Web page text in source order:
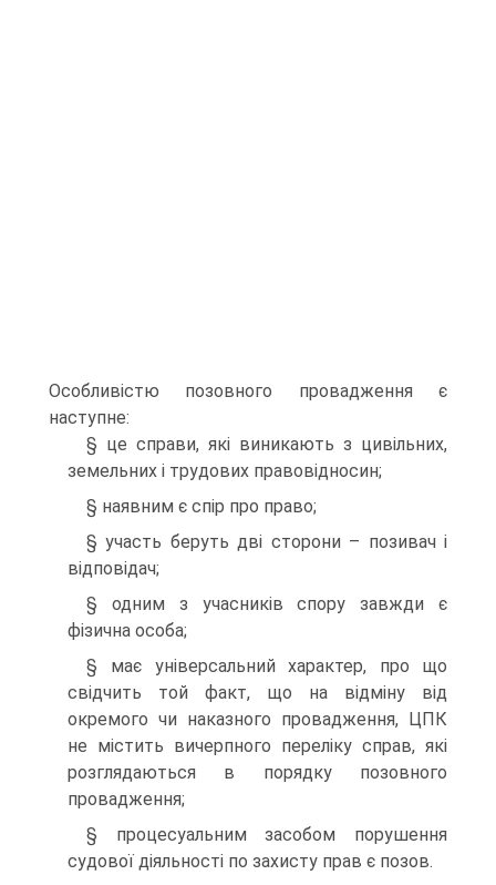
Особливістю позовного провадження є
наступне:
§ це справи, які виникають з цивільних,
земельних і трудових правовідносин;
§ наявним є спір про право;
§ участь беруть дві сторони – позивач і
відповідач;
§ одним з учасників спору завжди є
фізична особа;
§ має універсальний характер, про що
свідчить той факт, що на відміну від
окремого чи наказного провадження, ЦПК
не містить вичерпного переліку справ, які
розглядаються в порядку позовного
провадження;
§ процесуальним засобом порушення
судової діяльності по захисту прав є позов.